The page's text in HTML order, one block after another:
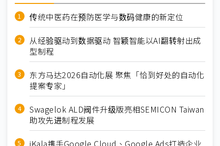
传统中医药在预防医学与数码健康的新定位
从经验驱动到数据驱动 智颖智能以AI翻转射出成
型制程
东方马达2026自动化展 聚焦「恰到好处的自动化
提案专家」
Swagelok ALD阀件升级版亮相SEMICON Taiwan
助攻先进制程发展